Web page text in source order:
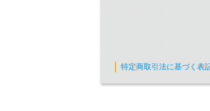
特定商取引法に基づく表